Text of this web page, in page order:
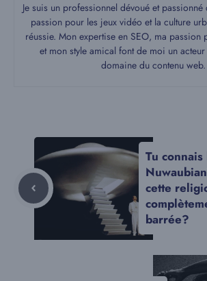
Je suis un professionnel dévoué et
passion pour les jeux vidéo et la culture
réussie. Mon expertise en SEO, ma passion
et mon style amical font de moi un
domaine du contenu web.
Tu connais
cette
barrée?